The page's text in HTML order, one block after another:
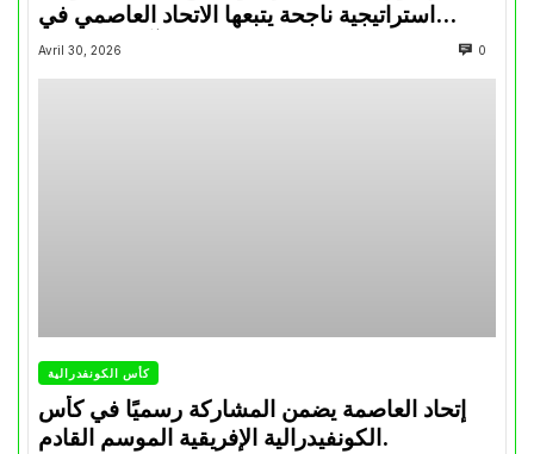
استراتيجية ناجحة يتبعها الاتحاد العاصمي في
تتويجاته آخر السنوات
Avril 30, 2026 0
كأس الكونفدرالية
إتحاد العاصمة يضمن المشاركة رسميًا في كأس
الكونفيدرالية الإفريقية الموسم القادم.